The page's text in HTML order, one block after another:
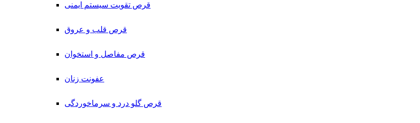
قرص تقویت سیستم ایمنی
قرص قلب و عروق
قرص مفاصل و استخوان
عفونت زنان
قرص گلو درد و سرماخوردگی